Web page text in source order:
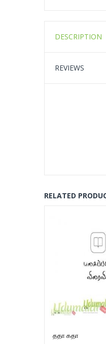
DESCRIPTION
REVIEWS
RELATED
ததா கதா